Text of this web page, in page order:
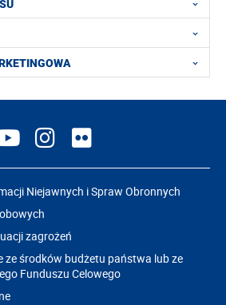
Niejawnych i Spraw Obronnych
zagrożeń
ze środków budżetu państwa lub ze
Funduszu Celowego